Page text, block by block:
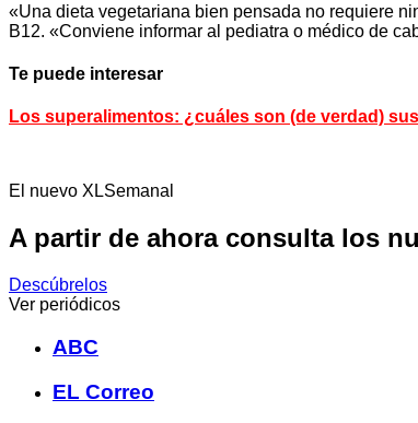
«Una dieta vegetariana bien pensada no requiere
B12. «Conviene informar al pediatra o médico de
Te puede interesar
Los superalimentos: ¿cuáles son (de verdad)
El nuevo XLSemanal
A partir de ahora consulta los
Descúbrelos
Ver periódicos
ABC
EL Correo